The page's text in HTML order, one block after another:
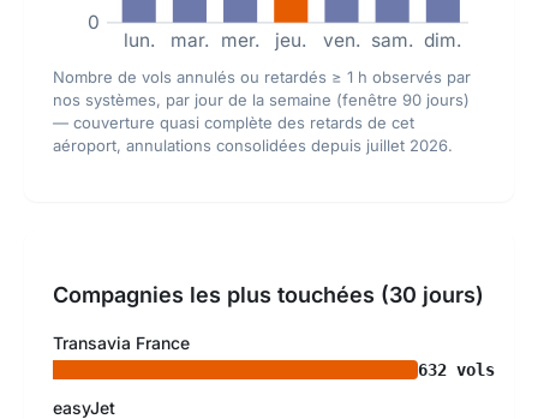
0
lun. mar. mer. jeu. ven. sam. dim.
Nombre de vols annulés ou retardés ≥ 1 h observés par
nos systèmes, par jour de la semaine (fenêtre 90 jours)
— couverture quasi complète des retards de cet
aéroport, annulations consolidées depuis juillet 2026.
Compagnies les plus touchées (30 jours)
Transavia France
632 vols
easyJet